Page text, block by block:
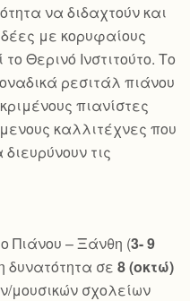
να διδαχτούν και
με κορυφαίους
Θερινό Ινστιτούτο. Το
ρεσιτάλ πιάνου
πιανίστες
καλλιτέχνες που
τις
Πιάνου – Ξάνθη (3- 9
δυνατότητα σε 8 (οκτώ)
μουσικών σχολείων